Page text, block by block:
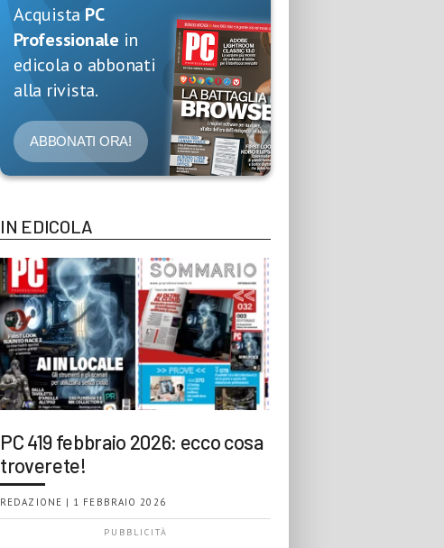
Acquista PC
Professionale in
edicola o abbonati
alla rivista.
ABBONATI ORA!
IN EDICOLA
PC 419 febbraio 2026: ecco cosa
troverete!
REDAZIONE | 1 FEBBRAIO 2026